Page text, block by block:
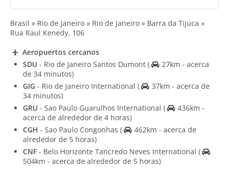
Brasil » Rio de Janeiro » Rio de Janeiro » Barra da Tijuca »
Rua Raul Kenedy, 106
Aeropuertos cercanos
SDU - Rio de Janeiro Santos Dumont (
27km - acerca
de 34 minutos)
GIG - Rio de Janeiro International (
37km - acerca de
34 minutos)
GRU - Sao Paulo Guarulhos International (
436km -
acerca de alrededor de 4 horas)
CGH - Sao Paulo Congonhas (
462km - acerca de
alrededor de 5 horas)
CNF - Belo Horizonte Tancredo Neves International (
504km - acerca de alrededor de 5 horas)